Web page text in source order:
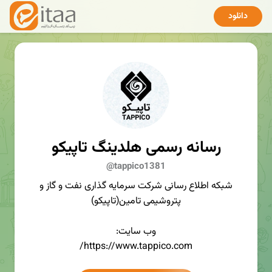
دانلود
رسانه رسمی هلدینگ تاپیکو
@tappico1381
شبکه اطلاع رسانی شرکت سرمایه گذاری نفت و گاز و
پتروشیمی تامین(تاپیکو)
وب سایت:
https://www.tappico.com/